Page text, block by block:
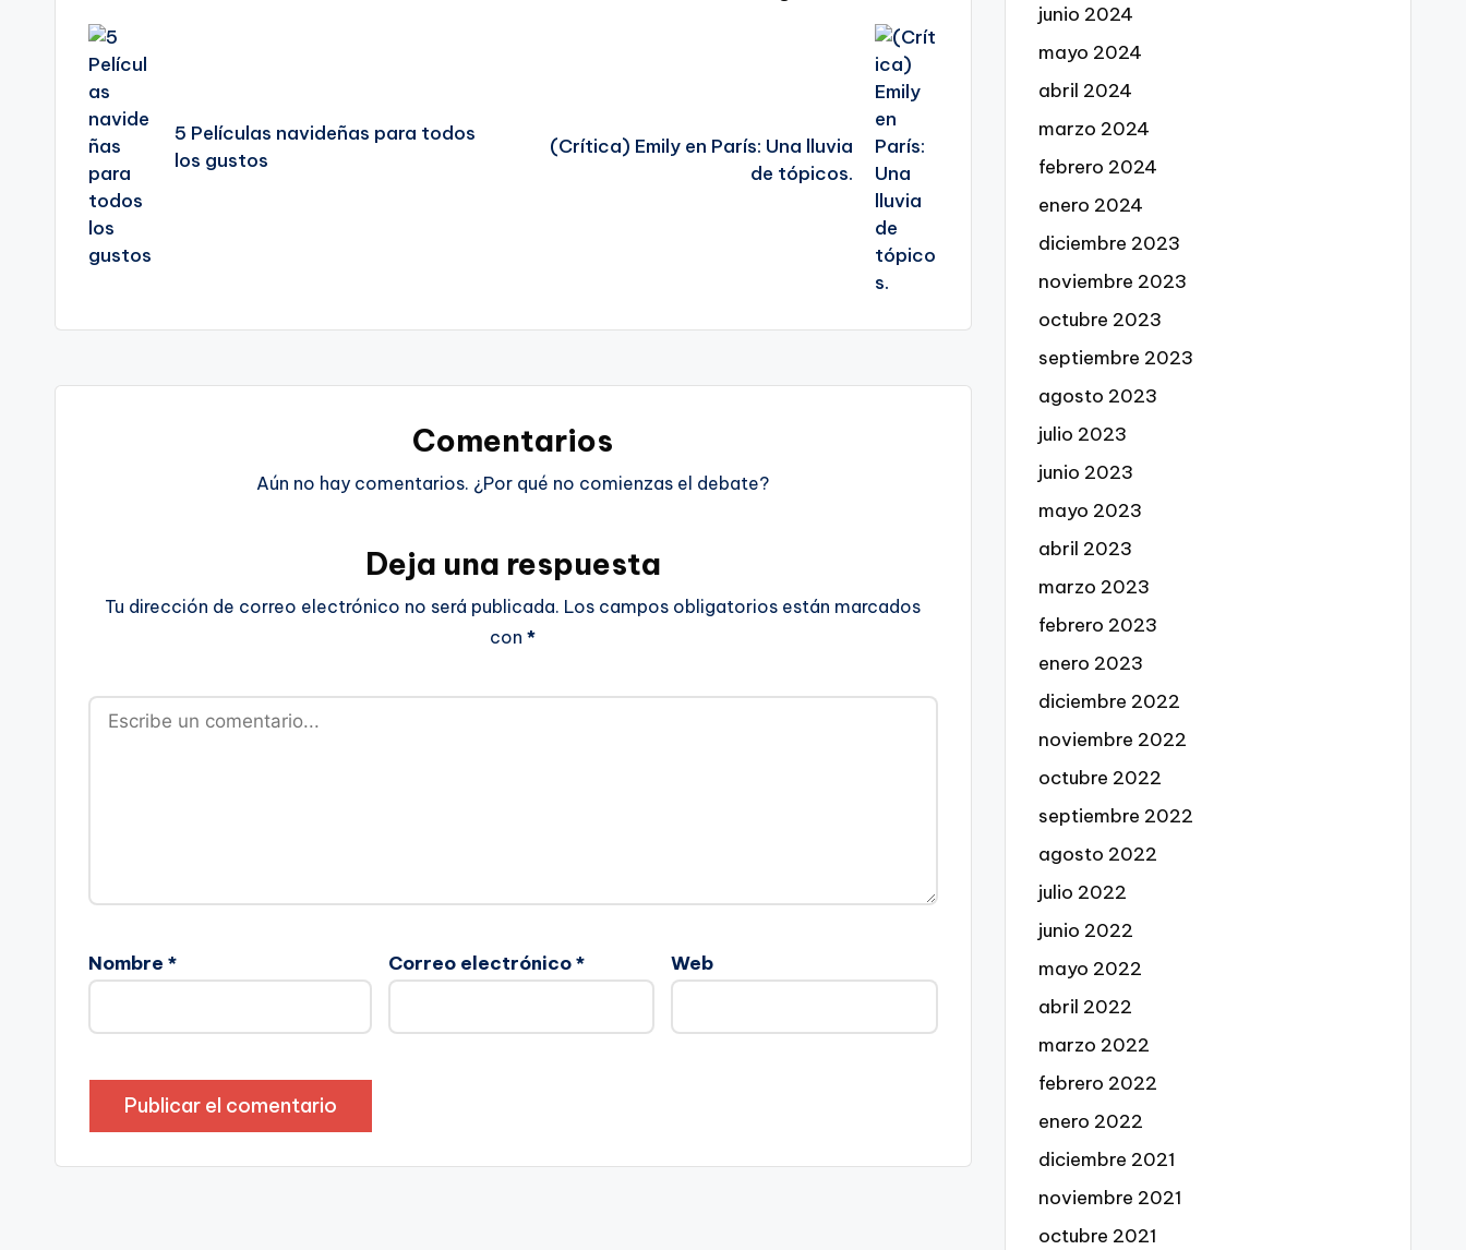
de
entradas5 Películas navideñas para todos
los gustos
(Crítica) Emily en París: Una lluvia
de tópicos.
Comentarios
Aún no hay comentarios. ¿Por qué no comienzas el debate?
Deja una respuesta
Tu dirección de correo electrónico no será publicada. Los campos obligatorios están marcados
con*
Nombre * Correo electrónico* Web
junio 2024
mayo 2024
abril 2024
marzo 2024
febrero 2024
enero 2024
diciembre 2023
noviembre 2023
octubre 2023
septiembre 2023
agosto 2023
julio 2023
junio 2023
mayo 2023
abril 2023
marzo 2023
febrero 2023
enero 2023
diciembre 2022
noviembre 2022
octubre 2022
septiembre 2022
agosto 2022
julio 2022
junio 2022
mayo 2022
abril 2022
marzo 2022
febrero 2022
enero 2022
diciembre 2021
noviembre 2021
octubre 2021